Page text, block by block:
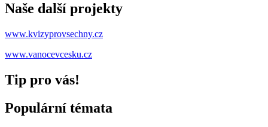
Naše další projekty
www.kvizyprovsechny.cz
www.vanocevcesku.cz
Tip pro vás!
Populární témata